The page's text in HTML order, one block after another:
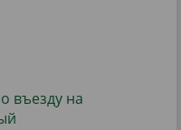
въезду на